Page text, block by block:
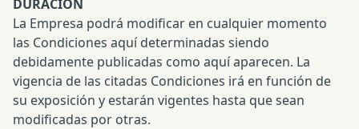
DURACIÓN
La Empresa podrá modificar en cualquier momento
las Condiciones aquí determinadas siendo
debidamente publicadas como aquí aparecen. La
vigencia de las citadas Condiciones irá en función de
su exposición y estarán vigentes hasta que sean
modificadas por otras.